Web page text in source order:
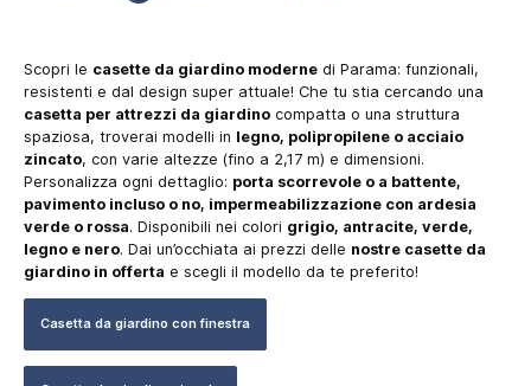
Scopri le casette da giardino moderne di Parama: funzionali,
resistenti e dal design super attuale! Che tu stia cercando una
casetta per attrezzi da giardino compatta o una struttura
spaziosa, troverai modelli in legno, polipropilene o acciaio
zincato, con varie altezze (fino a 2,17 m) e dimensioni.
Personalizza ogni dettaglio: porta scorrevole o a battente,
pavimento incluso o no, impermeabilizzazione con ardesia
verde o rossa. Disponibili nei colori grigio, antracite, verde,
legno e nero. Dai un’occhiata ai prezzi delle nostre casette da
giardino in offerta e scegli il modello da te preferito!
Casetta da giardino con finestra